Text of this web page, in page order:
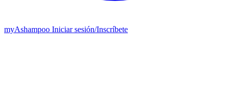
myAshampoo Iniciar sesión/Inscríbete